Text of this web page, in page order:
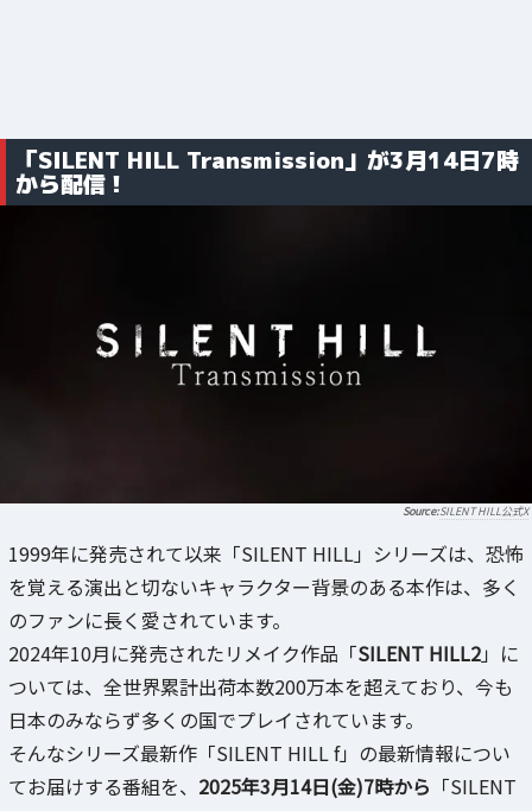
「SILENT HILL Transmission」が3月14日7時
から配信！
SILENT HILL公式X
1999年に発売されて以来「SILENT HILL」シリーズは、恐怖
を覚える演出と切ないキャラクター背景のある本作は、多く
のファンに長く愛されています。
2024年10月に発売されたリメイク作品「SILENT HILL2」に
ついては、全世界累計出荷本数200万本を超えており、今も
日本のみならず多くの国でプレイされています。
そんなシリーズ最新作「SILENT HILL f」の最新情報につい
てお届けする番組を、 2025年3月14日(金)7時から 「SILENT